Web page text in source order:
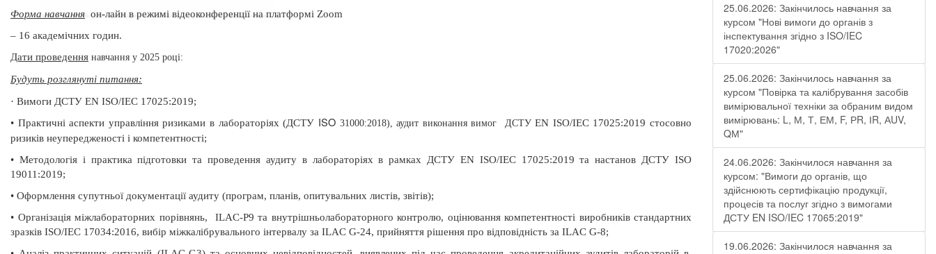
Форма навчання он-лайн в режимі відеоконференції на платформі Zoom
– 16 академічних годин.
Дати проведення навчання у 2025 році:
Будуть розглянуті питання:
· Вимоги ДСТУ EN ISO/IEC 17025:2019;
• Практичні аспекти управління ризиками в лабораторіях (ДСТУ ISO31000:2018), аудит виконання вимог ДСТУEN ISO/IEC17025:2019 стосовно
ризиків неупередженості і компетентності;
• Методологія і практика підготовки та проведення аудиту в лабораторіях в рамках ДСТУ EN ISO/IEC 17025:2019 та настанов ДСТУ ISO
19011:2019;
• Оформлення супутньої документації аудиту (програм, планів, опитувальних листів, звітів);
• Організація міжлабораторних порівнянь,
ILAC-Р9 та внутрішньолабораторного контролю, оцінювання компетентності виробників стандартних
зразків ISO/IEC 17034:2016, вибір міжкалібрувального інтервалу за ILAC G-24, прийняття рішення про відповідність за ILAC G-8;
25.06.2026: Закінчилось навчання за
курсом "Нові вимоги до органів з
інспектування згідно з ISO/IEC
17020:2026"
25.06.2026: Закінчилось навчання за
курсом "Повірка та калібрування засобів
вимірювальної техніки за обраним видом
вимірювань: L, М, Т, ЕМ, F, РR, ІR, АUV,
QМ"
24.06.2026: Закінчилося навчання за
курсом: "Вимоги до органів, що
здійснюють сертифікацію продукції,
процесів та послуг згідно з вимогами
ДСТУ EN ISO/IEC 17065:2019"
19.06.2026: Закінчилося навчання за